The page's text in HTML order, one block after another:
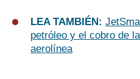
LEA TAMBIÉN:
petróleo y el cobro de
aerolínea